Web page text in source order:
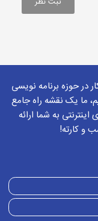
در حوزه برنامه نویسی
ما یک نقشه راه جامع
به شما ارائه
و کارته!